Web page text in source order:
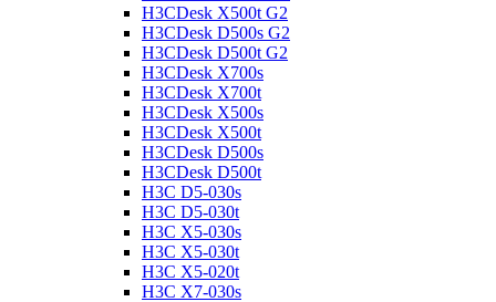
H3CDesk X500t G2
H3CDesk D500s G2
H3CDesk D500t G2
H3CDesk X700s
H3CDesk X700t
H3CDesk X500s
H3CDesk X500t
H3CDesk D500s
H3CDesk D500t
H3C D5-030s
H3C D5-030t
H3C X5-030s
H3C X5-030t
H3C X5-020t
H3C X7-030s